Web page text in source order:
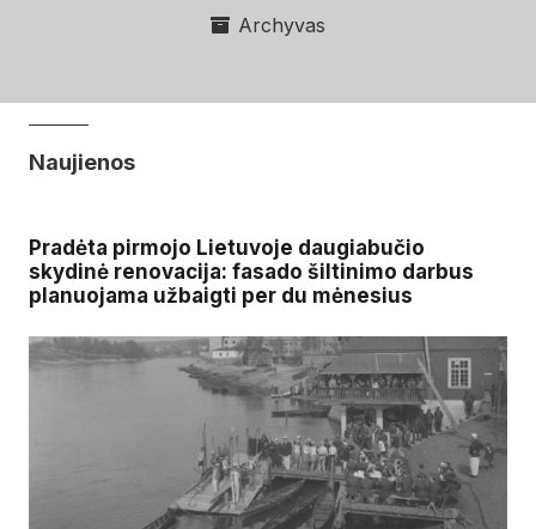
Archyvas
Naujienos
Pradėta pirmojo Lietuvoje daugiabučio
skydinė renovacija: fasado šiltinimo darbus
planuojama užbaigti per du mėnesius